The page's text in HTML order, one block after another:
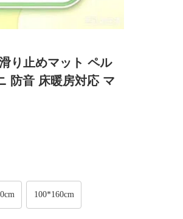
り止めマット ペル
防音 床暖房対応 マ
100*160cm